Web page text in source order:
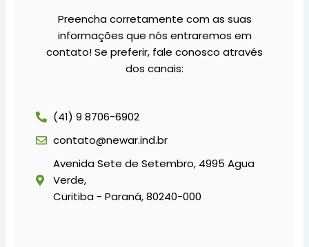
Preencha corretamente com as suas
informações que nós entraremos em
contato! Se preferir, fale conosco através
dos canais:
(41) 9 8706-6902
contato@newar.ind.br
Avenida Sete de Setembro, 4995 Agua
Verde,
Curitiba - Paraná, 80240-000